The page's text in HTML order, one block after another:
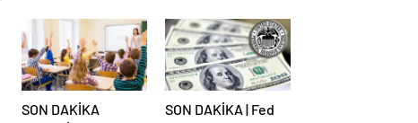
SON DAKİKA
SON DAKİKA | Fed